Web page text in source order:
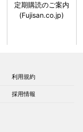
定期購読のご案内
(Fujisan.co.jp)
利用規約
採用情報